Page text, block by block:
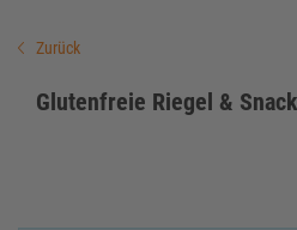
Zurück
Glutenfreie Riegel &